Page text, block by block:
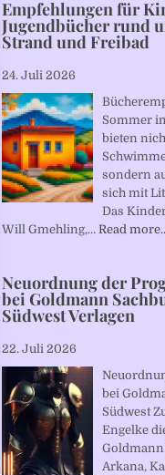
Empfehlungen für
Jugendbücher rund
Strand und Freibad
24. Juli 2026
Sommer
bieten
sondern
sich mit
Das
Will Gmehling,… Read
Neuordnung der
bei Goldmann
Südwest Verlagen
22. Juli 2026
bei
Südwest
Engelke
Goldmann
Arkana,